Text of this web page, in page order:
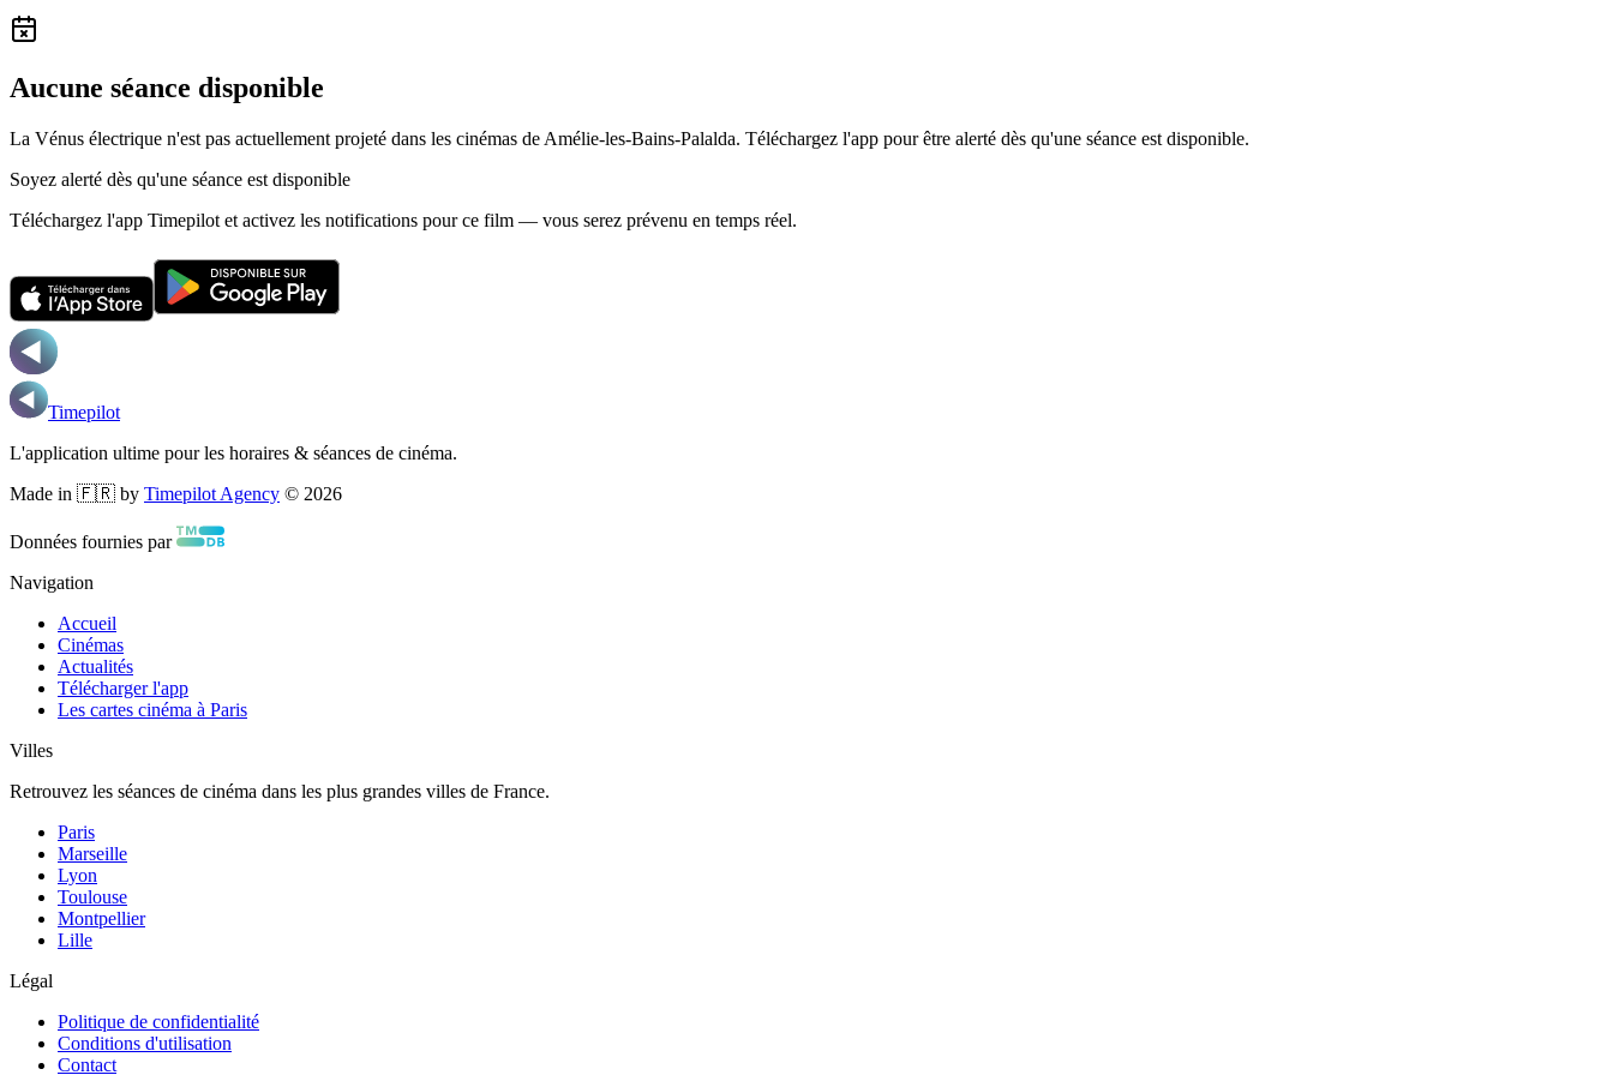
Aucune séance disponible
La Vénus électrique n'est pas actuellement projeté dans les cinémas de Amélie-les-Bains-Palalda. Téléchargez l'app pour être alerté dès qu'une séance est disponible.
Soyez alerté dès qu'une séance est disponible
Téléchargez l'app Timepilot et activez les notifications pour ce film — vous serez prévenu en temps réel.
Timepilot
L'application ultime pour les horaires & séances de cinéma.
Made in 🇫🇷 by Timepilot Agency © 2026
Données fournies par
Navigation
Accueil
Cinémas
Actualités
Télécharger l'app
Les cartes cinéma à Paris
Villes
Retrouvez les séances de cinéma dans les plus grandes villes de France.
Paris
Marseille
Lyon
Toulouse
Montpellier
Lille
Légal
Politique de confidentialité
Conditions d'utilisation
Contact